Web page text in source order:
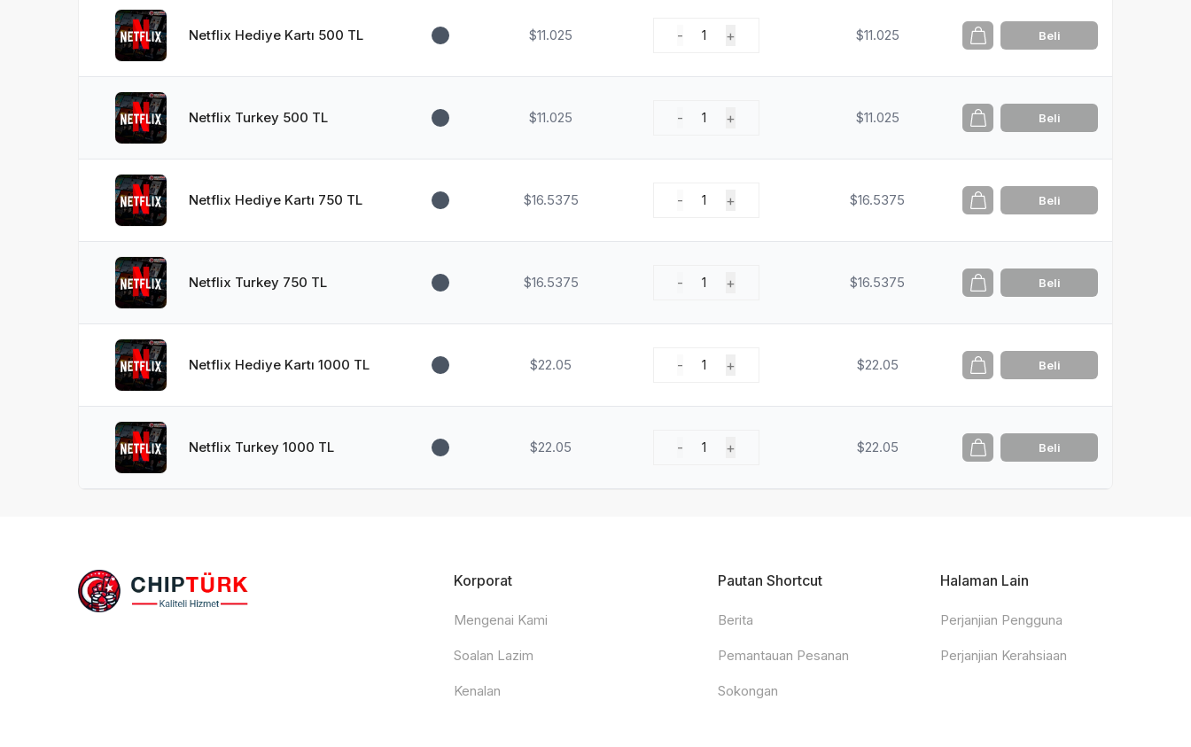
Netflix Hediye Kartı 500 TL $11.025 - 1 + $11.025 Beli
Netflix Turkey 500 TL $11.025 - 1 + $11.025 Beli
Netflix Hediye Kartı 750 TL $16.5375 - 1 + $16.5375 Beli
Netflix Turkey 750 TL $16.5375 - 1 + $16.5375 Beli
Netflix Hediye Kartı 1000 TL $22.05 - 1 + $22.05 Beli
Netflix Turkey 1000 TL $22.05 - 1 + $22.05 Beli
Korporat
Mengenai Kami
Soalan Lazim
Kenalan
Pautan Shortcut
Berita
Pemantauan Pesanan
Sokongan
Halaman Lain
Perjanjian Pengguna
Perjanjian Kerahsiaan